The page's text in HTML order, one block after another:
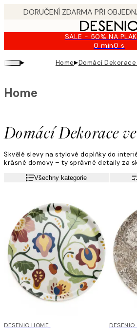
SALE - 50% NA
0 min0 s
Platné
do:
2026-
▸ Home▸Domácí
Domácí Dekorace
Home
Skvělé slevy na stylové doplňky do
krásné domovy – ty správné detaily za
Všechny kategorie
DESENIO HOME DESENIO